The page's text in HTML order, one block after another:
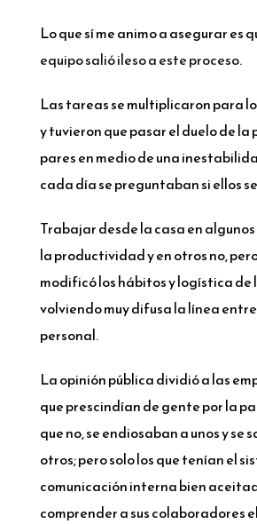
Lo que sí me animo a asegurar es
equipo salió ileso a este proceso.
Las tareas se multiplicaron para
y tuvieron que pasar el duelo de la
pares en medio de una
cada día se preguntaban si ellos
Trabajar desde la casa en
la productividad y en otros no,
modificó los hábitos y logística de
volviendo muy difusa la línea
personal.
La opinión pública dividió a las
que prescindían de gente por la
que no, se endiosaban a unos y se
otros; pero solo los que tenían el
comunicación interna bien
comprender a sus colaboradores